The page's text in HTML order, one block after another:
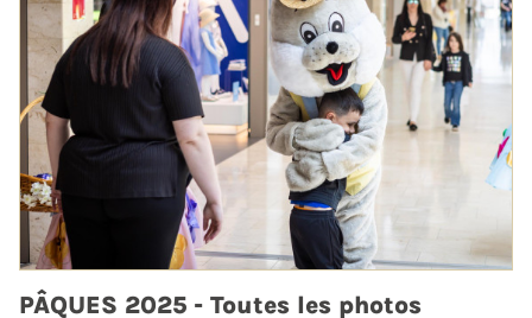
PÂQUES 2025 - Toutes les photos